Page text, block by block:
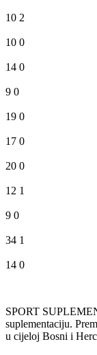
10 2
10 0
14 0
9 0
19 0
17 0
20 0
12 1
9 0
34 1
14 0
SPORT
suplementaciju.
u cijeloj Bosni i